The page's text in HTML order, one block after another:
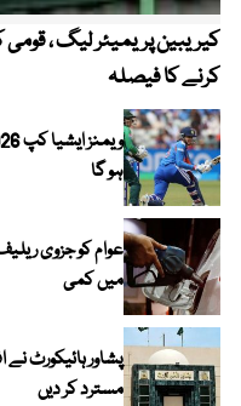
کرنے کا فیصلہ
ہو گا
عوام کو جزوی
میں کمی
پشاور ہائیکورٹ
مسترد کر دیں